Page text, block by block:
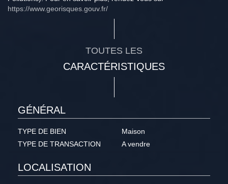
https://www.georisques.gouv.fr/
TOUTES LES
CARACTÉRISTIQUES
GÉNÉRAL
TYPE DE BIEN
Maison
TYPE DE TRANSACTION
A vendre
LOCALISATION